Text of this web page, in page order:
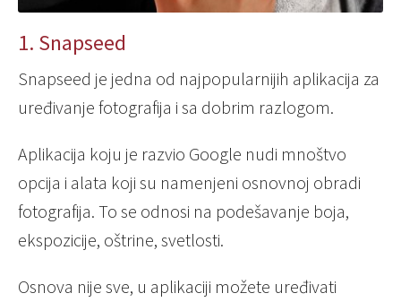
1. Snapseed
Snapseed je jedna od najpopularnijih aplikacija za
uređivanje fotografija i sa dobrim razlogom.
Aplikacija koju je razvio Google nudi mnoštvo
opcija i alata koji su namenjeni osnovnoj obradi
fotografija. To se odnosi na podešavanje boja,
ekspozicije, oštrine, svetlosti.
Osnova nije sve, u aplikaciji možete uređivati